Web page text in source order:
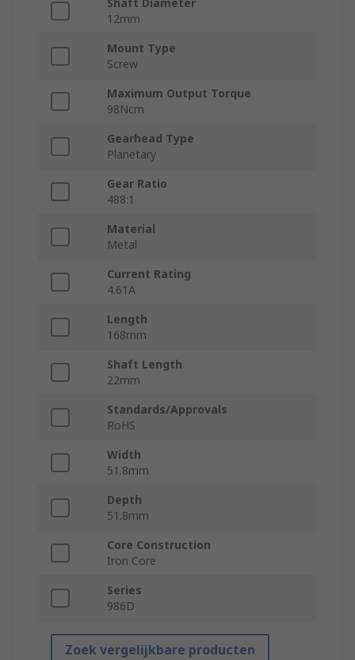
Shaft Diameter
12mm
Mount Type
Screw
Maximum Output Torque
98Ncm
Gearhead Type
Planetary
Gear Ratio
488:1
Material
Metal
Current Rating
4.61A
Length
168mm
Shaft Length
22mm
Standards/Approvals
RoHS
Width
51.8mm
Depth
51.8mm
Core Construction
Iron Core
Series
986D
Zoek vergelijkbare producten